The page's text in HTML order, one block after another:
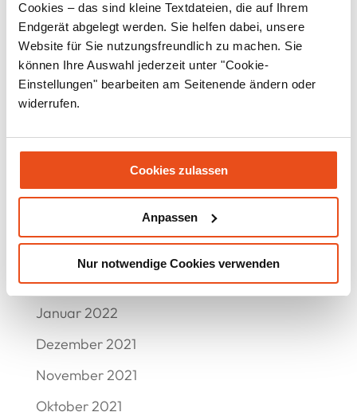
Cookies – das sind kleine Textdateien, die auf Ihrem
Endgerät abgelegt werden. Sie helfen dabei, unsere
Website für Sie nutzungsfreundlich zu machen. Sie
können Ihre Auswahl jederzeit unter "Cookie-
Einstellungen" bearbeiten am Seitenende ändern oder
widerrufen.
Cookies zulassen
Anpassen
Nur notwendige Cookies verwenden
Oktober 2022
September 2022
August 2022
Juni 2022
Mai 2022
März 2022
Februar 2022
Januar 2022
Dezember 2021
November 2021
Oktober 2021